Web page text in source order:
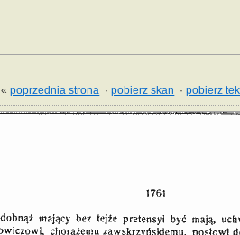
«poprzednia strona ·pobierz skan ·pobierz